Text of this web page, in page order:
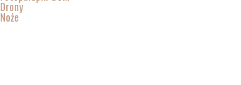
Drony
Noże